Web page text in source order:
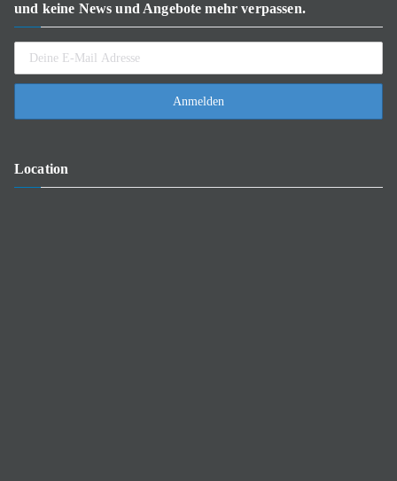
und keine News und Angebote mehr verpassen.
Location